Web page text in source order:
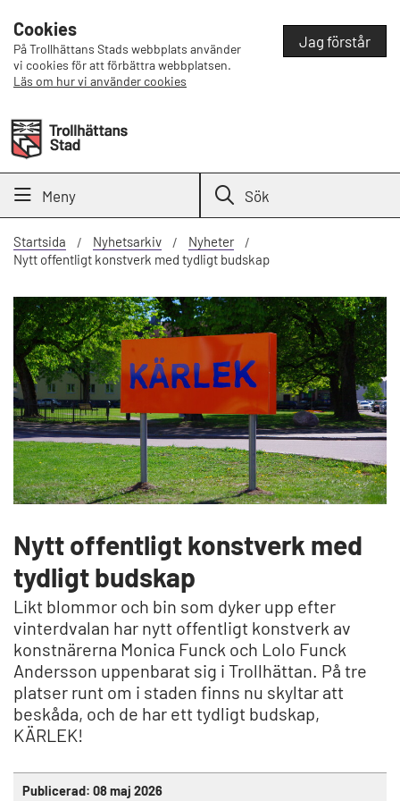
Cookies
På Trollhättans Stads webbplats använder
vi cookies för att förbättra webbplatsen.
Läs om hur vi använder cookies
Jag förstår
Meny Sök
Startsida Nyhetsarkiv
Nyheter
Nytt offentligt konstverk med tydligt budskap
Nytt offentligt konstverk med
tydligt budskap
Likt blommor och bin som dyker upp efter
vinterdvalan har nytt offentligt konstverk av
konstnärerna Monica Funck och Lolo Funck
Andersson uppenbarat sig i Trollhättan. På tre
platser runt om i staden finns nu skyltar att
beskåda, och de har ett tydligt budskap,
KÄRLEK!
Publicerad: 08 maj 2026